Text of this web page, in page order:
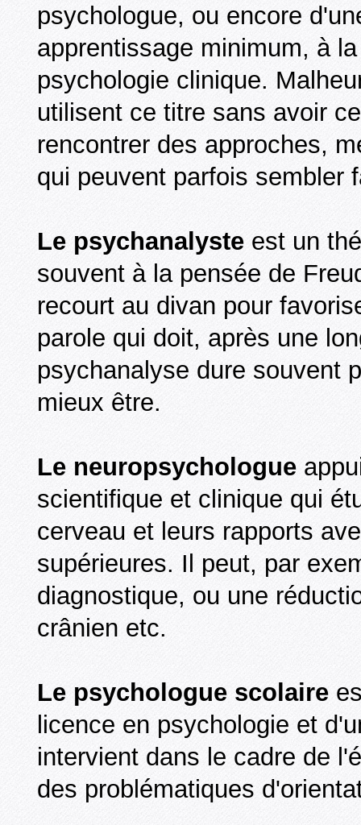
psychologue, ou encore
apprentissage minimum, à
psychologie clinique.
utilisent ce titre sans avoir
rencontrer des approches,
qui peuvent parfois sembler
Le psychanalyste est un
souvent à la pensée de
recourt au divan pour
parole qui doit, après une
psychanalyse dure souvent
mieux être.
Le neuropsychologue
scientifique et clinique qui
cerveau et leurs rapports
supérieures. Il peut, par
diagnostique, ou une
crânien etc.
Le psychologue scolaire
licence en psychologie et
intervient dans le cadre de
des problématiques